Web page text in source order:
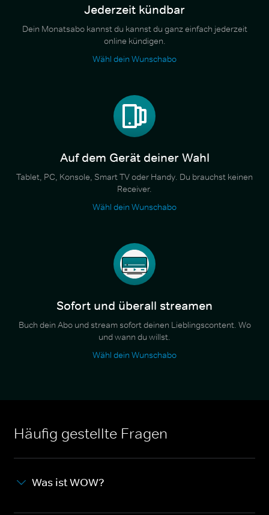
Jederzeit kündbar
Dein Monatsabo kannst du kannst du ganz einfach jederzeit
online kündigen.
Wähl dein Wunschabo
Auf dem Gerät deiner Wahl
Tablet, PC, Konsole, Smart TV oder Handy. Du brauchst keinen
Receiver.
Wähl dein Wunschabo
Sofort und überall streamen
Buch dein Abo und stream sofort deinen Lieblingscontent. Wo
und wann du willst.
Wähl dein Wunschabo
Häufig gestellte Fragen
Was ist WOW?